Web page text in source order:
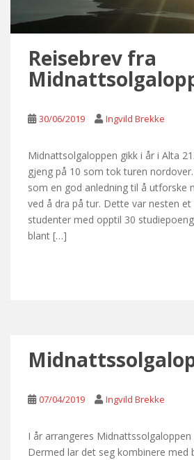
Reisebrev fra
30/06/2019 Ingvild Brekke
Midnattsolgaloppen gikk i år i Alta
gjeng på 10 som tok turen
som en god anledning til å utforske
ved å dra på tur. Dette var nesten
studenter med opptil 30
blant […]
07/04/2019 Ingvild Brekke
I år arrangeres Midnattssolgaloppen
Dermed lar det seg kombinere med